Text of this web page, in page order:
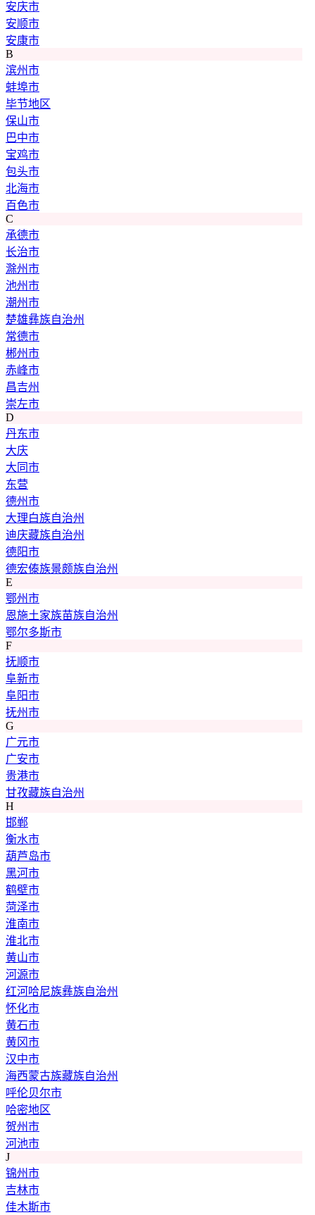
安庆市
安顺市
安康市
B
滨州市
蚌埠市
毕节地区
保山市
巴中市
宝鸡市
包头市
北海市
百色市
C
承德市
长治市
滁州市
池州市
潮州市
楚雄彝族自治州
常德市
郴州市
赤峰市
昌吉州
崇左市
D
丹东市
大庆
大同市
东营
德州市
大理白族自治州
迪庆藏族自治州
德阳市
德宏傣族景颇族自治州
E
鄂州市
恩施土家族苗族自治州
鄂尔多斯市
F
抚顺市
阜新市
阜阳市
抚州市
G
广元市
广安市
贵港市
甘孜藏族自治州
H
邯郸
衡水市
葫芦岛市
黑河市
鹤壁市
菏泽市
淮南市
淮北市
黄山市
河源市
红河哈尼族彝族自治州
怀化市
黄石市
黄冈市
汉中市
海西蒙古族藏族自治州
呼伦贝尔市
哈密地区
贺州市
河池市
J
锦州市
吉林市
佳木斯市